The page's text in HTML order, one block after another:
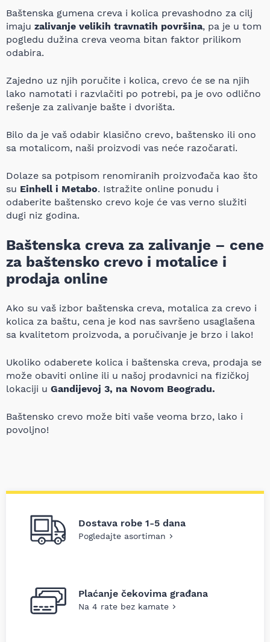
Baštenska gumena creva i kolica prevashodno za cilj
imaju zalivanje velikih travnatih površina, pa je u tom
pogledu dužina creva veoma bitan faktor prilikom
odabira.
Zajedno uz njih poručite i kolica, crevo će se na njih
lako namotati i razvlačiti po potrebi, pa je ovo odlično
rešenje za zalivanje bašte i dvorišta.
Bilo da je vaš odabir klasično crevo, baštensko ili ono
sa motalicom, naši proizvodi vas neće razočarati.
Dolaze sa potpisom renomiranih proizvođača kao što
su Einhell i Metabo. Istražite online ponudu i
odaberite baštensko crevo koje će vas verno služiti
dugi niz godina.
Baštenska creva za zalivanje – cene
za baštensko crevo i motalice i
prodaja online
Ako su vaš izbor baštenska creva, motalica za crevo i
kolica za baštu, cena je kod nas savršeno usaglašena
sa kvalitetom proizvoda, a poručivanje je brzo i lako!
Ukoliko odaberete kolica i baštenska creva, prodaja se
može obaviti online ili u našoj prodavnici na fizičkoj
lokaciji u Gandijevoj 3, na Novom Beogradu.
Baštensko crevo može biti vaše veoma brzo, lako i
povoljno!
Dostava robe 1-5 dana
Pogledajte asortiman
Plaćanje čekovima građana
Na 4 rate bez kamate